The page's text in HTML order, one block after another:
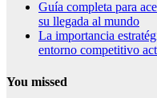
Guía completa para
su llegada al mundo
La importancia
entorno competitivo
You missed